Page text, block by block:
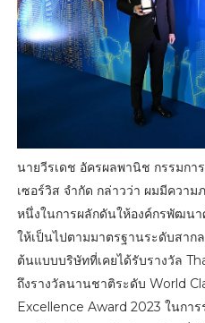
นายวีรเดช อัครผลพานิช กรรมกา
เซอร์วิส จำกัด กล่าวว่า ผมมีความ
หนึ่งในการผลักดันให้องค์กรพัฒน
ให้เป็นไปตามมาตรฐานระดับสา
ต้นแบบบริษัทที่เคยได้รับรางวัล
ถึงรางวัลนานชาติระดับ World
Excellence Award 2023 ในกา